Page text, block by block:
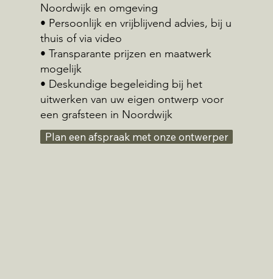
Noordwijk en omgeving
• Persoonlijk en vrijblijvend advies, bij u
thuis of via video
• Transparante prijzen en maatwerk
mogelijk
• Deskundige begeleiding bij het
uitwerken van uw eigen ontwerp voor
een grafsteen in Noordwijk
Plan een afspraak met onze ontwerper